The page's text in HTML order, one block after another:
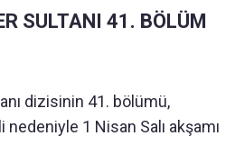
SULTANI 41. BÖLÜM
dizisinin 41. bölümü,
nedeniyle 1 Nisan Salı akşamı